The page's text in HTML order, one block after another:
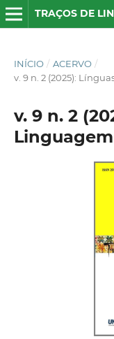
INÍCIO / ACERVO /
v. 9 n. 2 (2025):
v. 9 n. 2